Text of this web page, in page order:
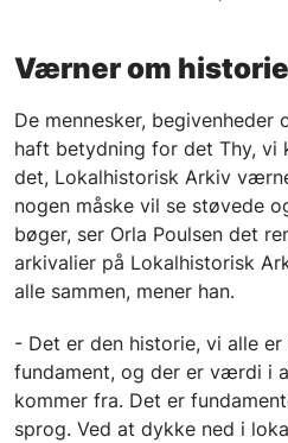
Værner om
De mennesker, begivenheder
haft betydning for det Thy, vi
det, Lokalhistorisk Arkiv
nogen måske vil se støvede
bøger, ser Orla Poulsen det
arkivalier på Lokalhistorisk
alle sammen, mener han.
- Det er den historie, vi alle
fundament, og der er værdi i
kommer fra. Det er
sprog. Ved at dykke ned i